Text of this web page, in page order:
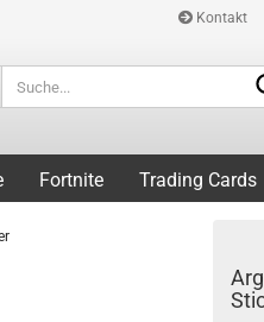
Kontakt
Fortnite Trading Cards